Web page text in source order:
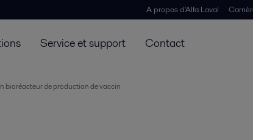
A propos d'Alfa Laval
Service et support Contact
bioréacteur de production de vaccin